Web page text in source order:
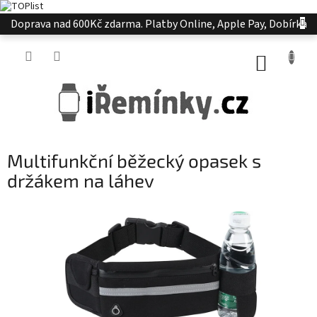
Přejít
na
Doprava nad 600Kč zdarma. Platby Online, Apple Pay, Dobírka
Multifunkční běžecký opasek s
držákem na láhev